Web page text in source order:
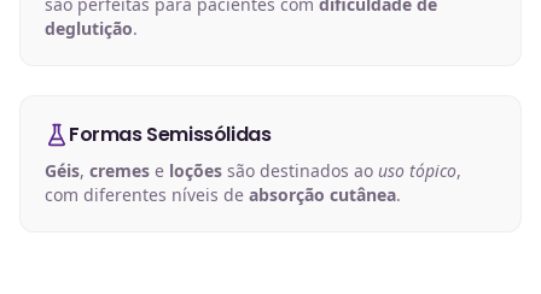
deglutição.
Formas Semissólidas
Géis, cremes e loções são destinados ao uso tópico,
com diferentes níveis de absorção cutânea.